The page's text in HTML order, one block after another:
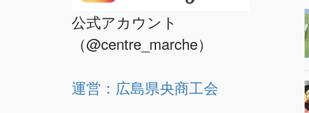
公式アカウント
（@centre_marche）
運営：広島県央商工会